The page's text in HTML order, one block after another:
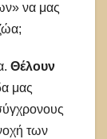
να μας
Θέλουν
μας
των